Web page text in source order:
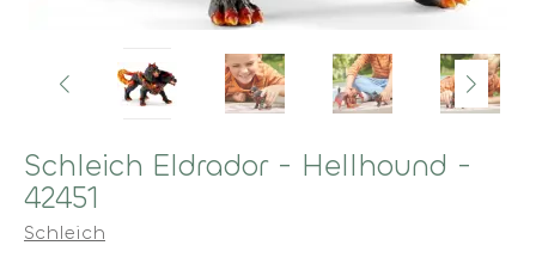
Schleich Eldrador - Hellhound -
42451
Schleich